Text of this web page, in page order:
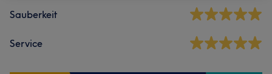
Sauberkeit
Service